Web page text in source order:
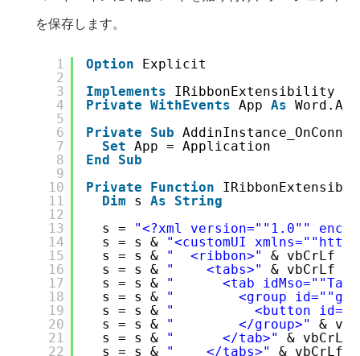
を保存します。
1
2
3
4
5
6
7
8
9
10
11
12
13
14
15
16
17
18
19
20
21
22
Option
Explicit
Implements
IRibbonExtensibility
Private WithEvents App As
Private
Sub
Set App = Application
End
Sub
Private
Function
Dim
s As
String
s =
"<?xml version=" "1.0" "
s = s &
"<customUI xmlns=" "
s = s &
"  <ribbon>"
& vbCrLf
s = s &
"    <tabs>"
& vbCrLf
s = s &
"      <tab idMso="
s = s &
"        <group id="
s = s &
"          <button id="
s = s &
"        </group>"
&
s = s &
"      </tab>"
& vbCrLf
s = s &
"    </tabs>" & vbCrLf